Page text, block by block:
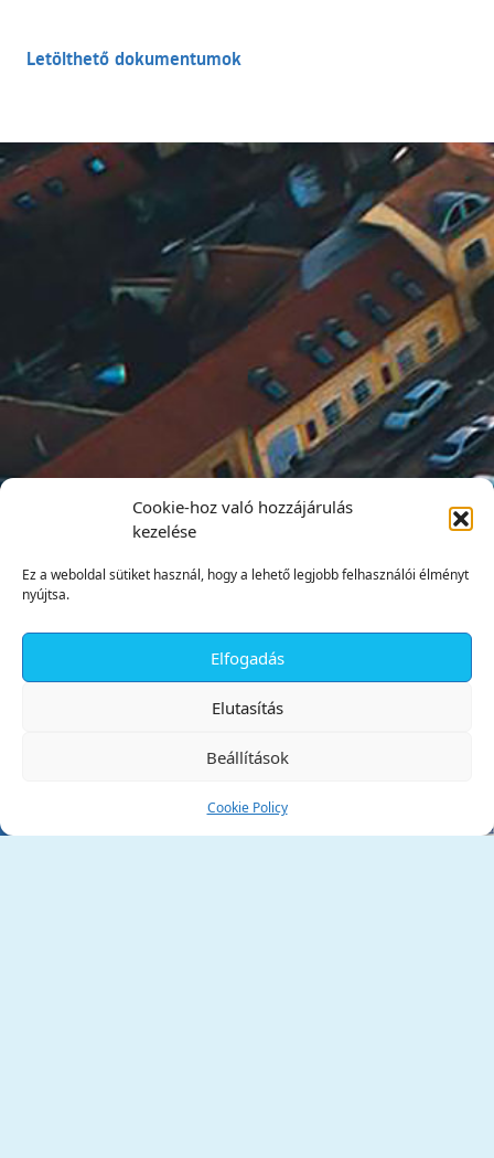
Cookie-hoz való hozzájárulás
kezelése
Ez a weboldal sütiket használ, hogy a lehető legjobb felhasználói élményt
nyújtsa.
Elfogadás
Elutasítás
Beállítások
Cookie Policy
Letölthető dokumentumok
Tata Város Önkormányzata
✕